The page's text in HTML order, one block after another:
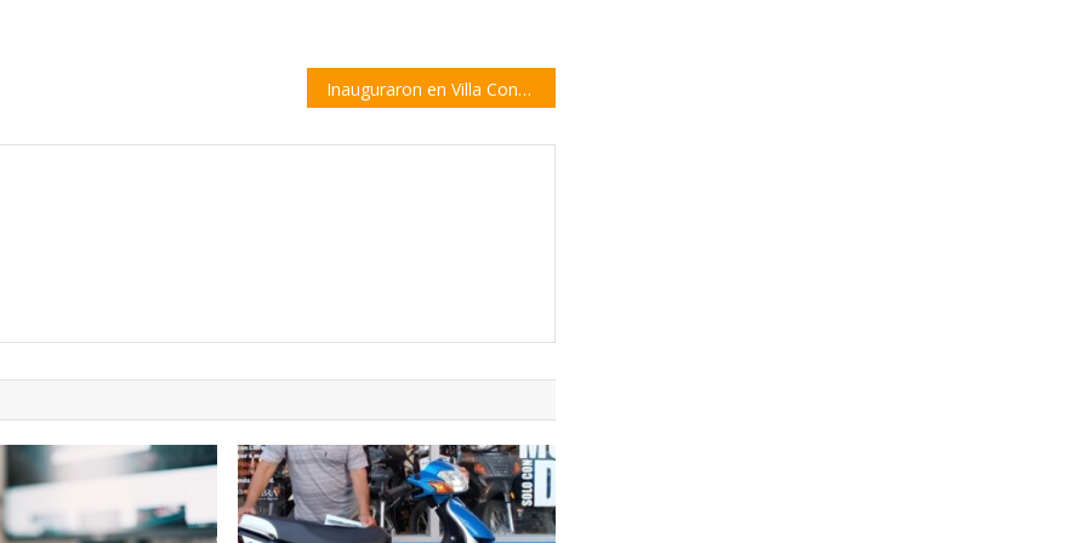
Inauguraron en Villa Constitución una muestra fotográfica sobre Raúl Alfonsín